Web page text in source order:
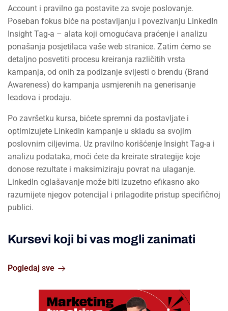
Account i pravilno ga postavite za svoje poslovanje.
Poseban fokus biće na postavljanju i povezivanju LinkedIn
Insight Tag-a – alata koji omogućava praćenje i analizu
ponašanja posjetilaca vaše web stranice. Zatim ćemo se
detaljno posvetiti procesu kreiranja različitih vrsta
kampanja, od onih za podizanje svijesti o brendu (Brand
Awareness) do kampanja usmjerenih na generisanje
leadova i prodaju.
Po završetku kursa, bićete spremni da postavljate i
optimizujete LinkedIn kampanje u skladu sa svojim
poslovnim ciljevima. Uz pravilno korišćenje Insight Tag-a i
analizu podataka, moći ćete da kreirate strategije koje
donose rezultate i maksimiziraju povrat na ulaganje.
LinkedIn oglašavanje može biti izuzetno efikasno ako
razumijete njegov potencijal i prilagodite pristup specifičnoj
publici.
Kursevi koji bi vas mogli zanimati
Pogledaj sve